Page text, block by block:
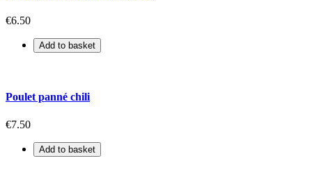
€6.50
Add to basket
Poulet panné chili
€7.50
Add to basket